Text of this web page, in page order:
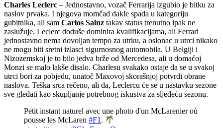
Charles Leclerc – Jednostavno, vozač Ferrarija izgubio je bitku za
naslov prvaka. I njegova momčad dakle spada u kategoriju
gubitnika, ali sam Carlos Sainz takav status trenutno ipak ne
zaslužuje. Leclerc doduše dominira kvalifikacijama, ali Ferrari
jednostavno nema dovoljan tempo za utrku, a oslonac u utrci nikako
ne mogu biti sretni izlasci sigurnosnog automobila. U Belgiji i
Nizozemskoj je to bilo jedva brže od Mercedesa, ali u domaćoj
Monzi se malo lakše disalo. Charlesu svakako ostaje da se u svakoj
utrci bori za pobjedu, unatoč Maxovoj skorašnjoj potvrdi obrane
naslova. Teška srca rečeno, ali da, Leclercu će se u nastavku sezone
sve gledati kao skupljanje potrebnog iskustva za sljedeću sezonu.
Petit instant naturel avec une photo d'un McLarenier où
pousse les McLaren #F1.